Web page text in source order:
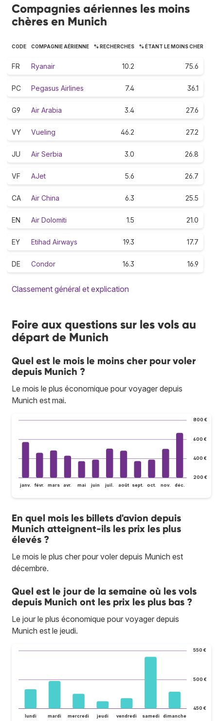
Compagnies aériennes les moins
chères en Munich
CODE COMPAGNIE AÉRIENNE % RECHERCHES % ÉTANT LE MOINS CHER
FR Ryanair 10.2 75.6
PC Pegasus Airlines 7.4 36.1
G9 Air Arabia 3.4 27.6
VY Vueling 46.2 27.2
JU Air Serbia 3.0 26.8
VF AJet 5.6 26.7
CA Air China 6.3 25.5
EN Air Dolomiti 1.5 21.0
EY Etihad Airways 19.3 17.7
DE Condor 16.3 16.9
Classement général et explication
Foire aux questions sur les vols au
départ de Munich
Quel est le mois le moins cher pour voler
depuis Munich ?
Le mois le plus économique pour voyager depuis
Munich est mai.
200 €
400 €
600 €
800 €
janv. févr. mars avr. mai juin juil. août sept. oct. nov. déc.
En quel mois les billets d'avion depuis
Munich atteignent-ils les prix les plus
élevés ?
Le mois le plus cher pour voler depuis Munich est
décembre.
Quel est le jour de la semaine où les vols
depuis Munich ont les prix les plus bas ?
Le jour le plus économique pour voyager depuis
Munich est le jeudi.
450 €
500 €
550 €
lundi mardi mercredi jeudi vendredi samedi dimanche